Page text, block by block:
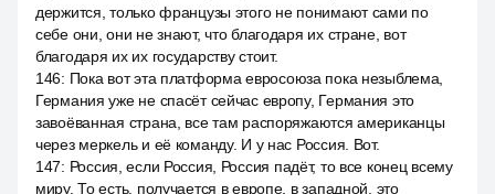
держится, только французы этого не понимают сами по
себе они, они не знают, что благодаря их стране, вот
благодаря их их государству стоит.
146: Пока вот эта платформа евросоюза пока незыблема,
Германия уже не спасёт сейчас европу, Германия это
завоёванная страна, все там распоряжаются американцы
через меркель и её команду. И у нас Россия. Вот.
147: Россия, если Россия, Россия падёт, то все конец всему
миру. То есть, получается в европе, в западной, это